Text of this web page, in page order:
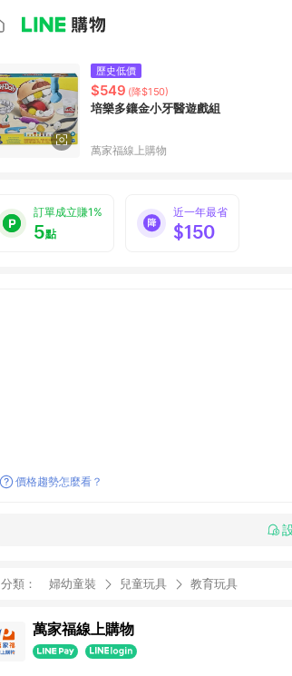
歷史低價
$549 (降$150)
培樂多鑲金小牙醫遊戲組
萬家福線上購物
訂單成立賺1%
5點
近一年最省
$150
價格趨勢怎麼看？
分類： 婦幼童裝 兒童玩具 教育玩具
萬家福線上購物